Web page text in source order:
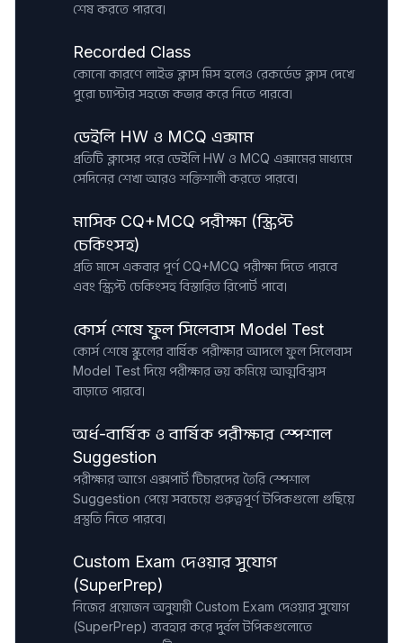
শেষ করতে পারবে।
Recorded Class
কোনো কারণে লাইভ ক্লাস মিস হলেও রেকর্ডেড ক্লাস দেখে
পুরো চ্যাপ্টার সহজে কভার করে নিতে পারবে।
ডেইলি HW ও MCQ এক্সাম
প্রতিটি ক্লাসের পরে ডেইলি HW ও MCQ এক্সামের মাধ্যমে
সেদিনের শেখা আরও শক্তিশালী করতে পারবে।
মাসিক CQ+MCQ পরীক্ষা (স্ক্রিপ্ট
চেকিংসহ)
প্রতি মাসে একবার পূর্ণ CQ+MCQ পরীক্ষা দিতে পারবে
এবং স্ক্রিপ্ট চেকিংসহ বিস্তারিত রিপোর্ট পাবে।
কোর্স শেষে ফুল সিলেবাস Model Test
কোর্স শেষে স্কুলের বার্ষিক পরীক্ষার আদলে ফুল সিলেবাস
Model Test দিয়ে পরীক্ষার ভয় কমিয়ে আত্মবিশ্বাস
বাড়াতে পারবে।
অর্ধ-বার্ষিক ও বার্ষিক পরীক্ষার স্পেশাল
Suggestion
পরীক্ষার আগে এক্সপার্ট টিচারদের তৈরি স্পেশাল
Suggestion পেয়ে সবচেয়ে গুরুত্বপূর্ণ টপিকগুলো গুছিয়ে
প্রস্তুতি নিতে পারবে।
Custom Exam দেওয়ার সুযোগ
(SuperPrep)
নিজের প্রয়োজন অনুযায়ী Custom Exam দেওয়ার সুযোগ
(SuperPrep) ব্যবহার করে দুর্বল টপিকগুলোতে